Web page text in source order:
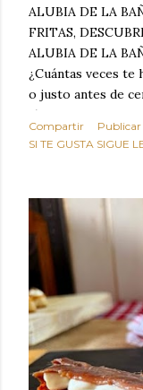
ALUBIA DE LA
FRITAS,
ALUBIA DE LA
¿Cuántas veces te
o justo antes de
típicas patatas de
ultraprocesados
sabroso, con ese
satisface. Estas
por completo tu
asociar las alubias
copiosos de
revolucionaria,
humilde como la
dorado, cargado
sustituto perfecto
Compartir
SI TE GUSTA SIGUE